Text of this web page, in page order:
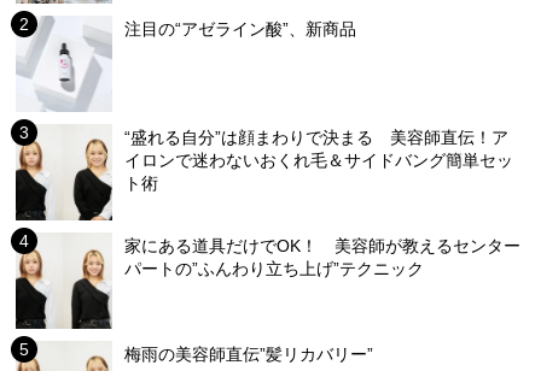
注目の“アゼライン酸”、新商品
“盛れる自分”は顔まわりで決まる 美容師直伝！ア
イロンで迷わないおくれ毛＆サイドバング簡単セッ
ト術
家にある道具だけでOK！ 美容師が教えるセンター
パートの”ふんわり立ち上げ”テクニック
梅雨の美容師直伝”髪リカバリー”